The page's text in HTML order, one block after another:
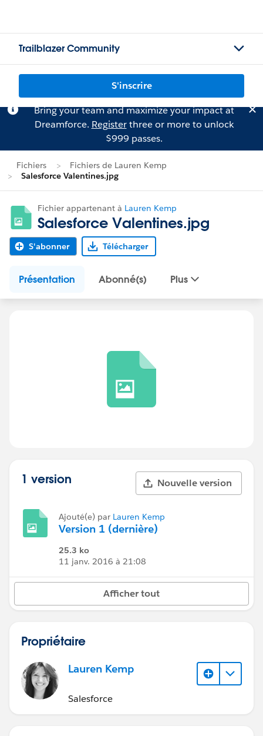
Trailblazer Community
S'inscrire
Bring your team and maximize your impact at
Dreamforce. Registerthree or more to unlock
$999 passes.
Fichiers
Fichiers de Lauren Kemp
Salesforce Valentines.jpg
Fichier appartenant à Lauren Kemp
Salesforce Valentines.jpg
S'abonner Télécharger
Présentation Abonné(s) Plus
1 version Nouvelle version
Ajouté(e) par Lauren Kemp
Version 1 (dernière)
25.3 ko
11 janv. 2016 à 21:08
Afficher tout
Propriétaire
Lauren Kemp
Salesforce